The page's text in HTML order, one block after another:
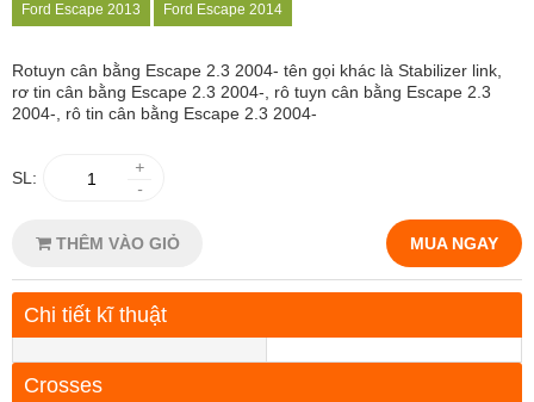
Ford Escape 2013 Ford Escape 2014
Rotuyn cân bằng Escape 2.3 2004- tên gọi khác là Stabilizer link,
rơ tin cân bằng Escape 2.3 2004-, rô tuyn cân bằng Escape 2.3
2004-, rô tin cân bằng Escape 2.3 2004-
SL:
+
-
THÊM VÀO GIỎ MUA NGAY
Chi tiết kĩ thuật
Crosses